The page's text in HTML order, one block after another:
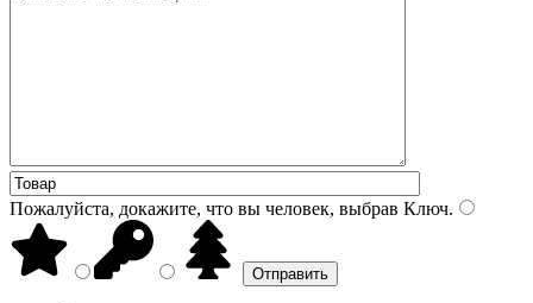
Пожалуйста, докажите, что вы человек, выбрав Ключ.